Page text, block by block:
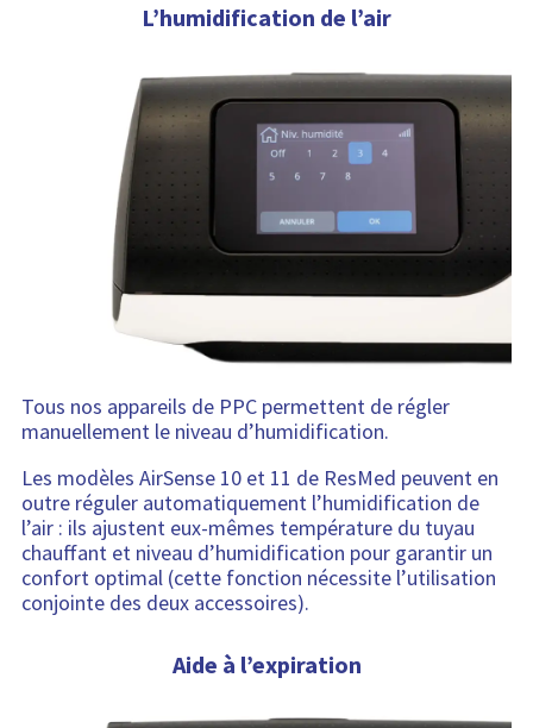
L’humidification de l’air
Tous nos appareils de PPC permettent de régler
manuellement le niveau d’humidification.
Les modèles AirSense 10 et 11 de ResMed peuvent en
outre réguler automatiquement l’humidification de
l’air : ils ajustent eux-mêmes température du tuyau
chauffant et niveau d’humidification pour garantir un
confort optimal (cette fonction nécessite l’utilisation
conjointe des deux accessoires).
Aide à l’expiration